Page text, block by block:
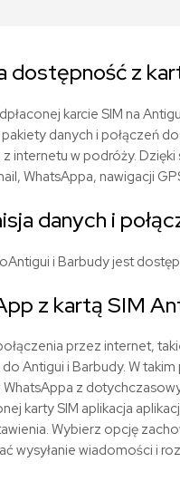
dostępność z
karcie SIM na
danych i połączeń
z internetu w podróży.
WhatsAppa, nawigacji
danych i
Antigui i Barbudy jest
z kartą SIM
przez internet,
do Antigui i Barbudy. W
z
karty SIM aplikacja
Wybierz opcję
wysyłanie wiadomości i